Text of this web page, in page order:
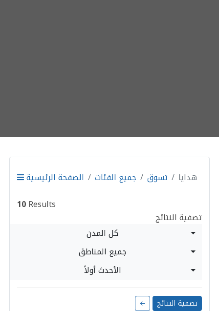
الصفحة الرئيسية جميع الفئات تسوق
هدايا
10Results
تصفية النتائج
كل المدن
جميع المناطق
الأحدث أولاً
← تصفية النتائج